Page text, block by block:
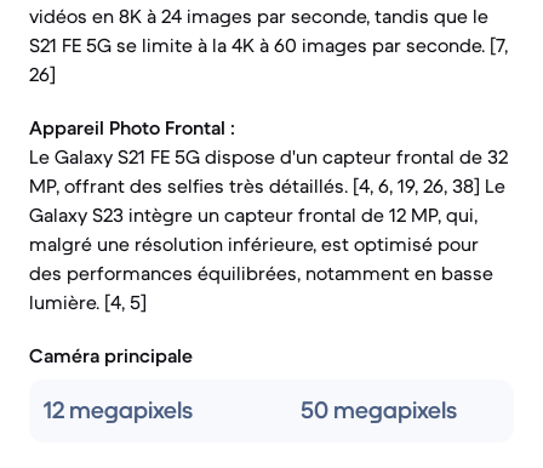
vidéos en 8K à 24 images par seconde, tandis que le
S21 FE 5G se limite à la 4K à 60 images par seconde. [7,
26]
Appareil Photo Frontal :
Le Galaxy S21 FE 5G dispose d'un capteur frontal de 32
MP, offrant des selfies très détaillés. [4, 6, 19, 26, 38] Le
Galaxy S23 intègre un capteur frontal de 12 MP, qui,
malgré une résolution inférieure, est optimisé pour
des performances équilibrées, notamment en basse
lumière. [4, 5]
Caméra principale
12 megapixels 50 megapixels